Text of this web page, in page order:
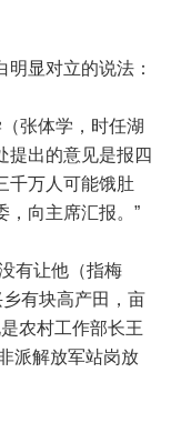
显对立的说法：
张体学，时任湖
提出的意见是报四
千万人可能饿肚
，向主席汇报。”
有让他（指梅
乡有块高产田，亩
农村工作部长王
派解放军站岗放